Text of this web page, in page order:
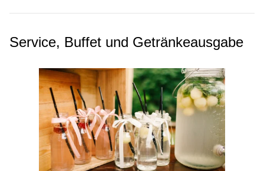
Service, Buffet und Getränkeausgabe